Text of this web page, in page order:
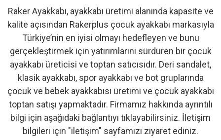
- İlk Adım & Bebek Ayakkabı
- Babetler
Raker Ayakkabı, ayakkabı üretimi alanında kapasite ve
kalite açısından Rakerplus çocuk ayakkabı markasıyla
Türkiye’nin en iyisi olmayı hedefleyen ve bunu
gerçekleştirmek için yatırımlarını sürdüren bir çocuk
ayakkabı üreticisi ve toptan satıcısıdır. Deri sandalet,
klasik ayakkabı, spor ayakkabı ve bot gruplarında
çocuk ve bebek ayakkabısı üretimi ve çocuk ayakkabı
toptan satışı yapmaktadır. Firmamız hakkında ayrıntılı
bilgi için aşağıdaki bağlantıyı tıklayabilirsiniz. İletişim
bilgileri için "iletişim" sayfamızı ziyaret ediniz.